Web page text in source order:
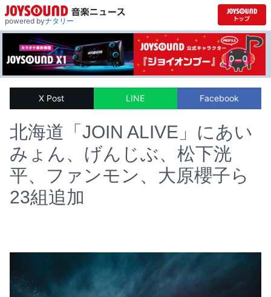
powered byナタリー
X Post LINE Facebook
北海道「JOIN ALIVE」にあい
みょん、げんじぶ、松下洸
平、ファンモン、大原櫻子ら
23組追加